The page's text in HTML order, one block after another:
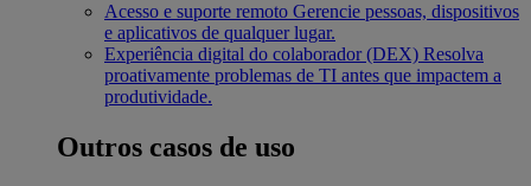
Acesso e suporte remoto Gerencie pessoas, dispositivos
e aplicativos de qualquer lugar.
Experiência digital do colaborador (DEX) Resolva
proativamente problemas de TI antes que impactem a
produtividade.
Outros casos de uso